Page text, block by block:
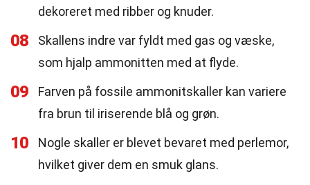
dekoreret med ribber og knuder.
08
Skallens indre var fyldt med gas og væske,
som hjalp ammonitten med at flyde.
09
Farven på fossile ammonitskaller kan variere
fra brun til iriserende blå og grøn.
10
Nogle skaller er blevet bevaret med perlemor,
hvilket giver dem en smuk glans.